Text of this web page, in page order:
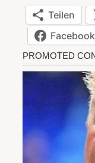
Teilen
Facebook